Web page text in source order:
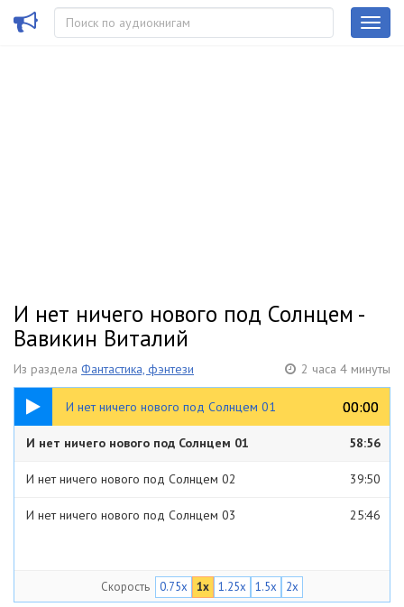
И нет ничего нового под Солнцем -
Вавикин Виталий
Из раздела Фантастика, фэнтези 2 часа 4 минуты
И нет ничего нового под Солнцем 01 00:00
00:00
58:56
И нет ничего нового под Солнцем 01 58:56
И нет ничего нового под Солнцем 02 39:50
И нет ничего нового под Солнцем 03 25:46
Скорость 0.75x 1x 1.25x 1.5x 2x